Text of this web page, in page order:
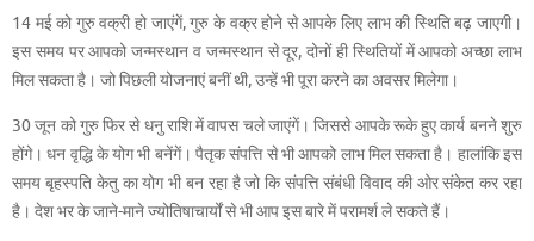
14 मई को गुरु वक्री हो जाएंगें, गुरु के वक्र होने से आपके लिए लाभ की स्थिति बढ़ जाएगी।
इस समय पर आपको जन्मस्थान व जन्मस्थान से दूर, दोनों ही स्थितियों में आपको अच्छा लाभ
मिल सकता है। जो पिछली योजनाएं बनीं थी, उन्हें भी पूरा करने का अवसर मिलेगा।
30 जून को गुरु फिर से धनु राशि में वापस चले जाएंगें। जिससे आपके रूके हुए कार्य बनने शुरु
होंगे। धन वृद्धि के योग भी बनेंगें। पैतृक संपत्ति से भी आपको लाभ मिल सकता है। हालांकि इस
समय बृहस्पति केतु का योग भी बन रहा है जो कि संपत्ति संबंधी विवाद की ओर संकेत कर रहा
है। देश भर के जाने-माने ज्योतिषाचार्यों से भी आप इस बारे में परामर्श ले सकते हैं।